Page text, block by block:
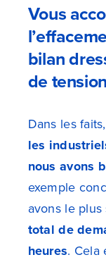
Vous
bilan
de
Dans les faits,
les
nous avons
exemple
avons le
total de
heures. Cela